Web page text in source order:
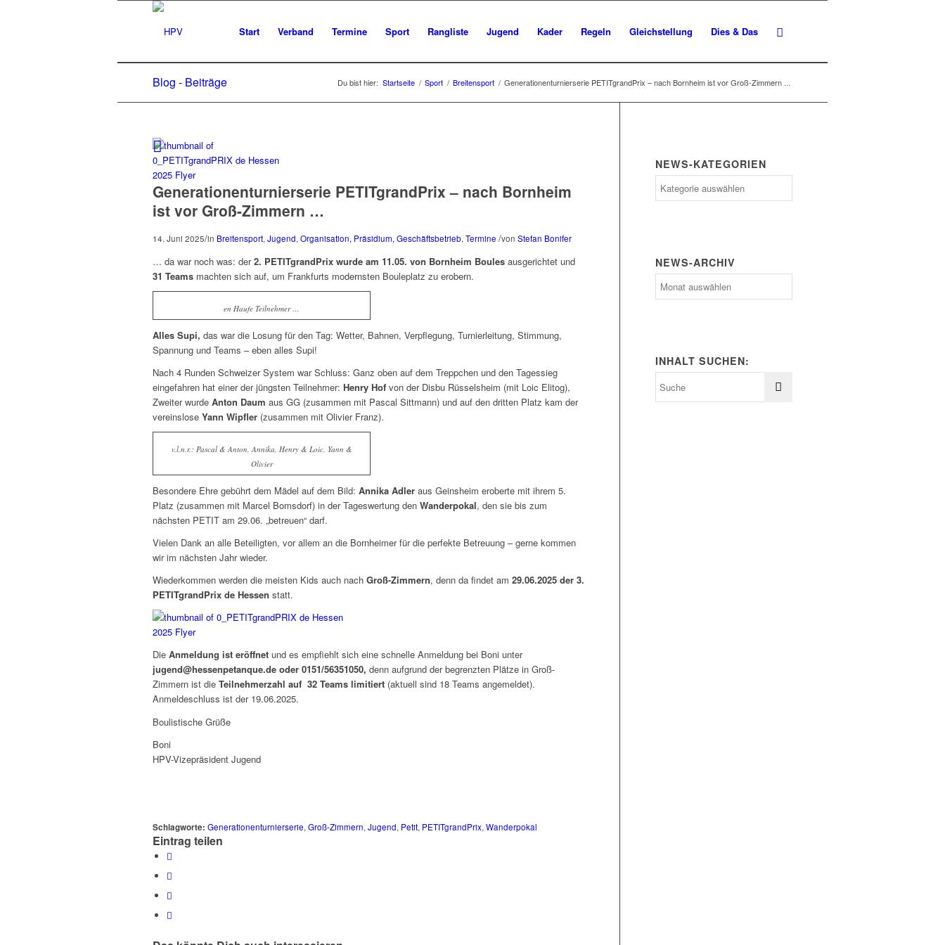
Start Verband Termine Sport Rangliste Jugend Kader Regeln Gleichstellung Dies & Das
Blog - Beiträge Du bist hier: Startseite / Sport / Breitensport / Generationenturnierserie PETITgrandPrix – nach Bornheim ist vor Groß-Zimmern ...
Generationenturnierserie PETITgrandPrix – nach Bornheim
ist vor Groß-Zimmern …
14. Juni 2025/in Breitensport, Jugend, Organisation, Präsidium, Geschäftsbetrieb, Termine /von Stefan Bonifer
… da war noch was: der2. PETITgrandPrix wurde am 11.05. von Bornheim Boules ausgerichtet und
31 Teams machten sich auf, um Frankfurts modernsten Bouleplatz zu erobern.
en Haufe Teilnehmer …
Alles Supi, das war die Losung für den Tag: Wetter, Bahnen, Verpflegung, Turnierleitung, Stimmung,
Spannung und Teams – eben alles Supi!
Nach 4 Runden Schweizer System war Schluss: Ganz oben auf dem Treppchen und den Tagessieg
eingefahren hat einer der jüngsten Teilnehmer: Henry Hof von der Disbu Rüsselsheim (mit Loic Elitog),
Zweiter wurde Anton Daum aus GG (zusammen mit Pascal Sittmann) und auf den dritten Platz kam der
vereinslose Yann Wipfler (zusammen mit Olivier Franz).
v.l.n.r.: Pascal & Anton, Annika, Henry & Loic, Yann &
Olivier
Besondere Ehre gebührt dem Mädel auf dem Bild: Annika Adler aus Geinsheim eroberte mit ihrem 5.
Platz (zusammen mit Marcel Bomsdorf) in der Tageswertung den Wanderpokal, den sie bis zum
nächsten PETIT am 29.06. „betreuen“ darf.
Vielen Dank an alle Beteiligten, vor allem an die Bornheimer für die perfekte Betreuung – gerne kommen
wir im nächsten Jahr wieder.
Wiederkommen werden die meisten Kids auch nach Groß-Zimmern, denn da findet am 29.06.2025 der 3.
PETITgrandPrix de Hessen statt.
Die Anmeldung ist eröffnet und es empfiehlt sich eine schnelle Anmeldung bei Boni unter
jugend@hessenpetanque.de oder 0151/56351050, denn aufgrund der begrenzten Plätze in Groß-
Zimmern ist die Teilnehmerzahl auf 32 Teams limitiert (aktuell sind 18 Teams angemeldet).
Anmeldeschluss ist der 19.06.2025.
Boulistische Grüße
Boni
HPV-Vizepräsident Jugend
Schlagworte: Generationenturnierserie, Groß-Zimmern, Jugend, Petit, PETITgrandPrix, Wanderpokal
Eintrag teilen
NEWS-KATEGORIEN
Kategorien
NEWS-ARCHIV
INHALT SUCHEN: